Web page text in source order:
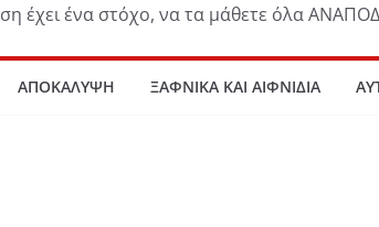
έχει ένα στόχο, να τα μάθετε όλα
ΑΠΟΚΑΛΥΨΗ ΞΑΦΝΙΚΑ ΚΑΙ ΑΙΦΝΙΔΙΑ